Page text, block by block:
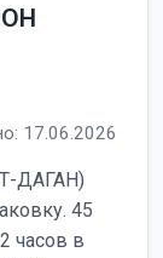
17.06.2026
ДАГАН)
45
часов в